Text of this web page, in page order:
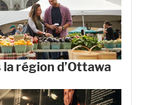
région d’Ottawa